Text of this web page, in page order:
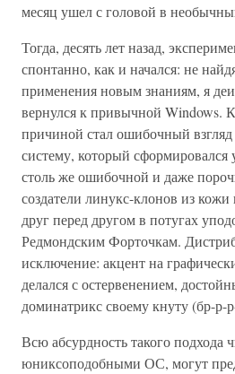
месяц ушел с головой в
Тогда, десять лет назад,
спонтанно, как и начался: не
применения новым знаниям, я
вернулся к привычной Windows.
причиной стал ошибочный
систему, который
столь же ошибочной и даже
создатели линукс-клонов из кожи
друг перед другом в потугах
Редмондским Форточкам.
исключение: акцент на
делался с остервенением,
доминатрикс своему кнуту (бр-р-
Всю абсурдность такого подхода
юниксоподобными ОС, могут